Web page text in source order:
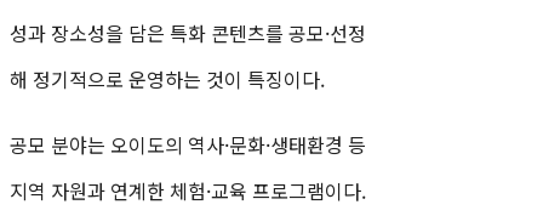
성과 장소성을 담은 특화 콘텐츠를 공모·선정
해 정기적으로 운영하는 것이 특징이다.
공모 분야는 오이도의 역사·문화·생태환경 등
지역 자원과 연계한 체험·교육 프로그램이다.